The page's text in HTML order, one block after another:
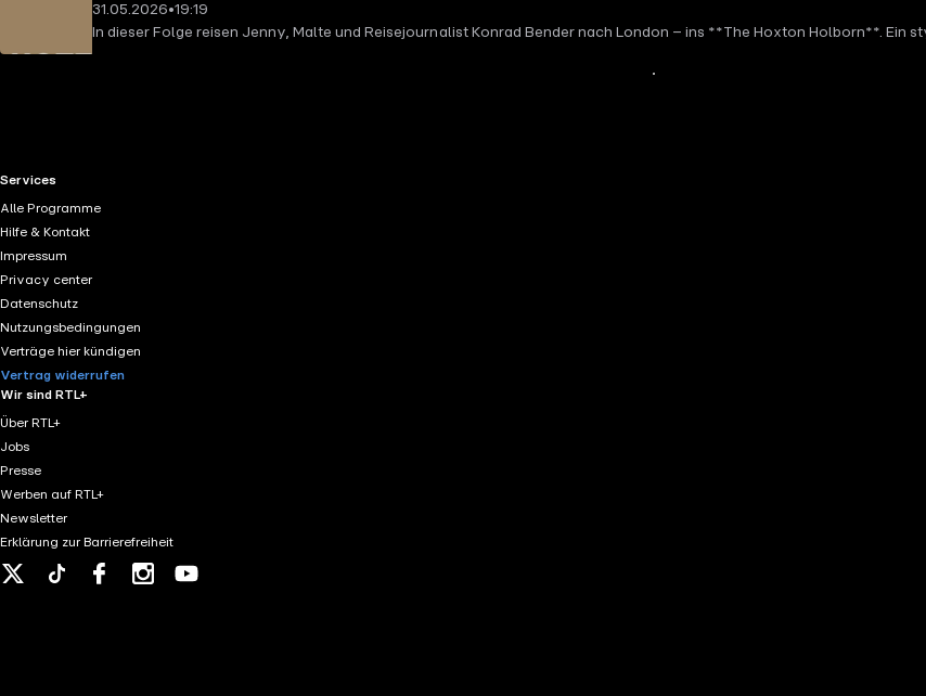
31.05.2026•19:19
In dieser Folge reisen Jenny, Malte und Reisejournalist Konrad Bender nach London – ins **The Hoxton Holborn**.
RTL+ useful links.
Services
Alle Programme
Hilfe & Kontakt
Impressum
Privacy center
Datenschutz
Nutzungsbedingungen
Verträge hier kündigen
Vertrag widerrufen
Wir sind RTL+
Über RTL+
Jobs
Presse
Werben auf RTL+
Newsletter
Erklärung zur Barrierefreiheit
Tiktok FacebookInstagram